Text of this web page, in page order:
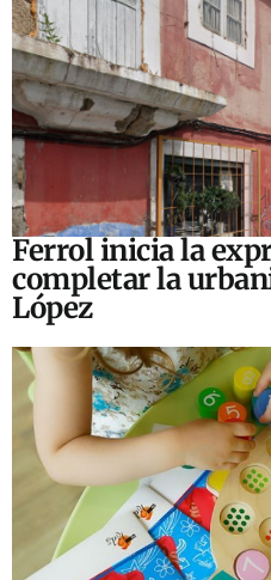
Ferrol inicia la
completar la
López